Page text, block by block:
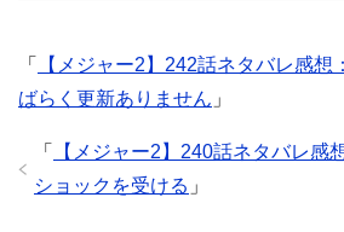
「
【メジャー2】242話ネタバレ感想
ばらく更新ありません 」
「
【メジャー2】240話ネタバレ感
ショックを受ける 」